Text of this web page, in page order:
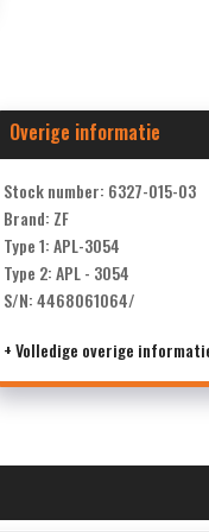
Overige informatie
Stock number: 6327-015-03
Brand: ZF
Type 1: APL-3054
Type 2: APL - 3054
S/N: 4468061064/
+ Volledige overige